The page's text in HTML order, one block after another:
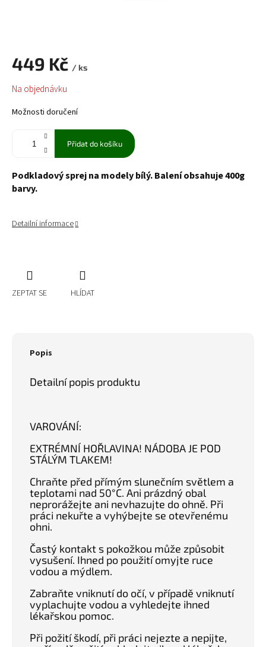
449 Kč / ks
Měrná
cena:
Na objednávku
Možnosti doručení
Přidat do košíku
Podkladový sprej na modely bílý. Balení obsahuje 400g
barvy.
Detailní informace
ZEPTAT SE HLÍDAT
Popis
Detailní popis produktu
VAROVÁNÍ:
EXTRÉMNÍ HOŘLAVINA! NÁDOBA JE POD
STÁLÝM TLAKEM!
Chraňte před přímým slunečním světlem a
teplotami nad 50°C. Ani prázdný obal
neprorážejte ani nevhazujte do ohně. Při
práci nekuřte a vyhýbejte se otevřenému
ohni.
Častý kontakt s pokožkou může způsobit
vysušení. Ihned po použití omyjte ruce
vodou a mýdlem.
Zabraňte vniknutí do očí, v případě vniknutí
vyplachujte vodou a vyhledejte ihned
lékařskou pomoc.
Při požití škodí, při práci nejezte a nepijte,